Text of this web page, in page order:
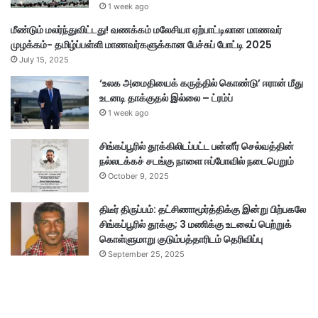
1 week ago
மீண்டும் மலர்ந்துவிட்டது! வணக்கம் மலேசியா ஏற்பாட்டிலான மாணவர்
முழக்கம்- தமிழ்ப்பள்ளி மாணவர்களுக்கான பேச்சுப் போட்டி 2025
July 15, 2025
‘உலக அமைதியைக் கருத்தில் கொண்டு’ ஈரான் மீது
உடனடி தாக்குதல் இல்லை – ட்ரம்ப்
1 week ago
சிங்கப்பூரில் தூக்கிலிடப்பட்ட பன்னீர் செல்வத்தின்
நல்லடக்கச் சடங்கு நாளை ஈப்போவில் நடைபெறும்
October 9, 2025
திடீர் திருப்பம்: தட்சிணாமூர்த்திக்கு இன்று பிற்பகலே
சிங்கப்பூரில் தூக்கு; 3 மணிக்கு உடலைப் பெற்றுக்
கொள்ளுமாறு குடும்பத்தாரிடம் தெரிவிப்பு
September 25, 2025